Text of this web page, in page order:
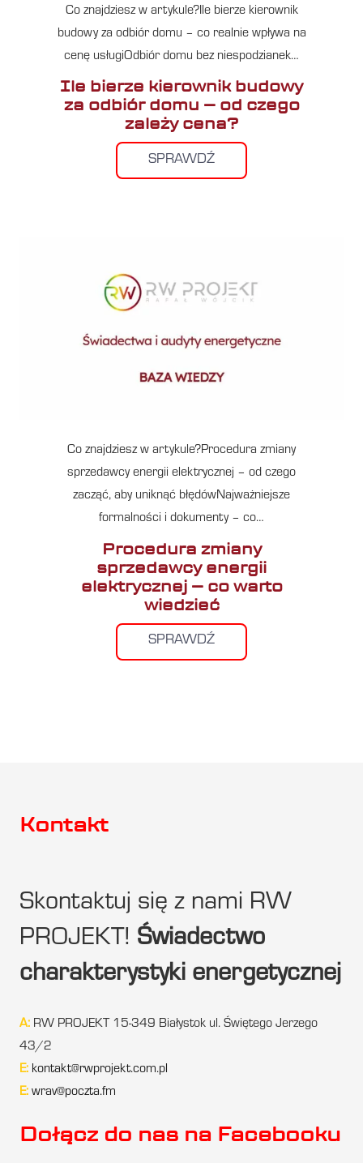
Co znajdziesz w artykule?Ile bierze kierownik
budowy za odbiór domu – co realnie wpływa na
cenę usługiOdbiór domu bez niespodzianek…
Ile bierze kierownik budowy
za odbiór domu – od czego
zależy cena?
SPRAWDŹ
Co znajdziesz w artykule?Procedura zmiany
sprzedawcy energii elektrycznej – od czego
zacząć, aby uniknąć błędówNajważniejsze
formalności i dokumenty – co…
Procedura zmiany
sprzedawcy energii
elektrycznej – co warto
wiedzieć
SPRAWDŹ
Kontakt
Skontaktuj się z nami RW
PROJEKT! Świadectwo
charakterystyki energetycznej
A: RW PROJEKT 15-349 Białystok ul. Świętego Jerzego
43/2
E: kontakt@rwprojekt.com.pl
E: wrav@poczta.fm
Dołącz do nas na Facebooku